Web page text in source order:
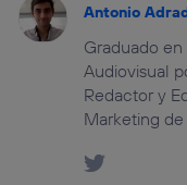
Antonio
Graduado
Audiovisual
Redactor y
Marketing